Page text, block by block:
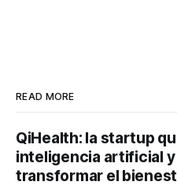
READ MORE
QiHealth: la startup
inteligencia artificial y
transformar el